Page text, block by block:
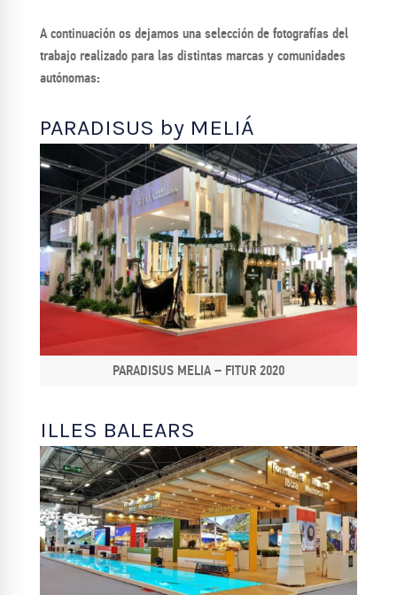
A continuación os dejamos una selección de fotografías del
trabajo realizado para las distintas marcas y comunidades
autónomas:
PARADISUS by MELIÁ
PARADISUS MELIA – FITUR 2020
ILLES BALEARS